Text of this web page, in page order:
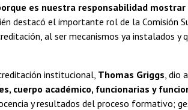
es nuestra responsabilidad
destacó el importante rol de la Comisión
al ser mecanismos ya instalados y
institucional, Thomas Griggs , dio
cuerpo académico, funcionarias y
y resultados del proceso formativo;